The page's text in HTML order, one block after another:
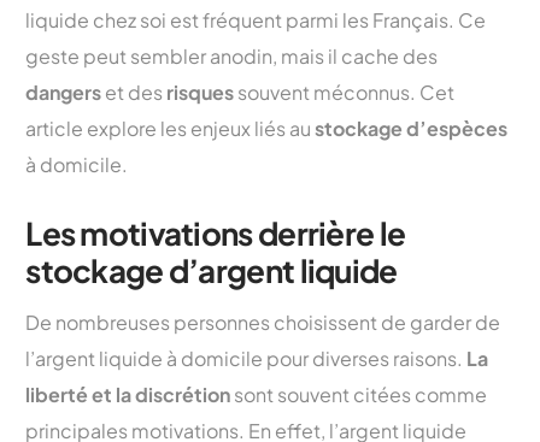
liquide chez soi est fréquent parmi les Français. Ce
geste peut sembler anodin, mais il cache des
dangerset desrisquessouvent méconnus. Cet
article explore les enjeux liés austockage d’espèces
à domicile.
Les motivations derrière le
stockage d’argent liquide
De nombreuses personnes choisissent de garder de
l’argent liquide à domicile pour diverses raisons. La
liberté et la discrétionsont souvent citées comme
principales motivations. En effet, l’argent liquide